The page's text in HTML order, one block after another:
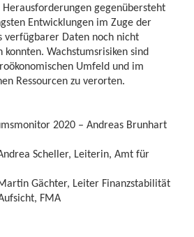
gegenübersteht
Entwicklungen im Zuge der
verfügbarer Daten noch nicht
Wachstumsrisiken sind
Umfeld und im
Ressourcen zu verorten.
2020 – Andreas Brunhart
Scheller, Leiterin, Amt für
Gächter, Leiter Finanzstabilität
FMA